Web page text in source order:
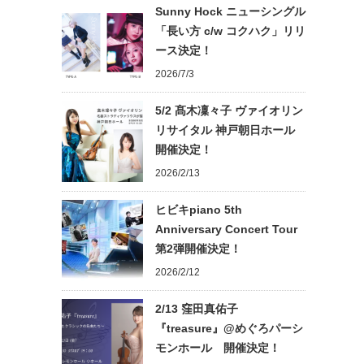
Sunny Hock ニューシングル
「長い方 c/w コクハク」リリ
ース決定！
2026/7/3
5/2 髙木凜々子 ヴァイオリン
リサイタル 神戸朝日ホール
開催決定！
2026/2/13
ヒビキpiano 5th
Anniversary Concert Tour
第2弾開催決定！
2026/2/12
2/13 窪田真佑子
『treasure』@めぐろパーシ
モンホール 開催決定！